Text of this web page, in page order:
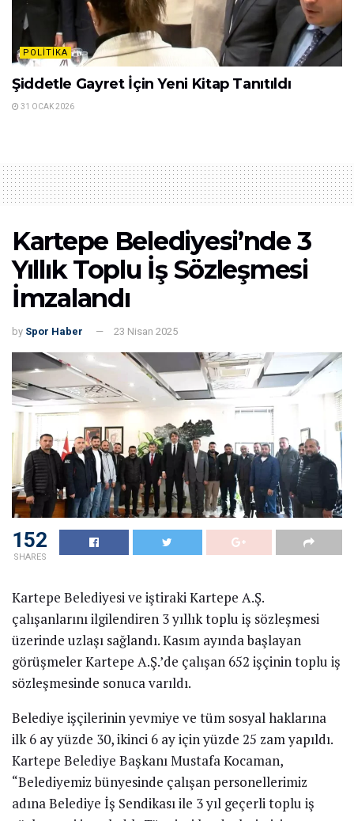
POLITIKA
Şiddetle Gayret İçin Yeni Kitap Tanıtıldı
31 OCAK 2026
Kartepe Belediyesi’nde 3
Yıllık Toplu İş Sözleşmesi
İmzalandı
by Spor Haber 23 Nisan 2025
152
SHARES
Kartepe Belediyesi ve iştiraki Kartepe A.Ş.
çalışanlarını ilgilendiren 3 yıllık toplu iş sözleşmesi
üzerinde uzlaşı sağlandı. Kasım ayında başlayan
görüşmeler Kartepe A.Ş.’de çalışan 652 işçinin toplu iş
sözleşmesinde sonuca varıldı.
Belediye işçilerinin yevmiye ve tüm sosyal haklarına
ilk 6 ay yüzde 30, ikinci 6 ay için yüzde 25 zam yapıldı.
Kartepe Belediye Başkanı Mustafa Kocaman,
“Belediyemiz bünyesinde çalışan personellerimiz
adına Belediye İş Sendikası ile 3 yıl geçerli toplu iş